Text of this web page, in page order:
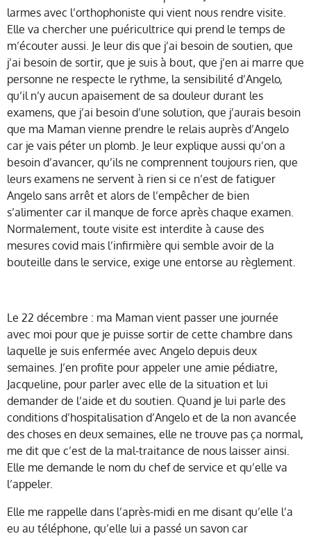
larmes avec l’orthophoniste qui vient nous rendre visite.
Elle va chercher une puéricultrice qui prend le temps de
m’écouter aussi. Je leur dis que j’ai besoin de soutien, que
j’ai besoin de sortir, que je suis à bout, que j’en ai marre que
personne ne respecte le rythme, la sensibilité d’Angelo,
qu’il n’y aucun apaisement de sa douleur durant les
examens, que j’ai besoin d’une solution, que j’aurais besoin
que ma Maman vienne prendre le relais auprès d’Angelo
car je vais péter un plomb. Je leur explique aussi qu’on a
besoin d’avancer, qu’ils ne comprennent toujours rien, que
leurs examens ne servent à rien si ce n’est de fatiguer
Angelo sans arrêt et alors de l’empêcher de bien
s’alimenter car il manque de force après chaque examen.
Normalement, toute visite est interdite à cause des
mesures covid mais l’infirmière qui semble avoir de la
bouteille dans le service, exige une entorse au règlement.
Le 22 décembre : ma Maman vient passer une journée
avec moi pour que je puisse sortir de cette chambre dans
laquelle je suis enfermée avec Angelo depuis deux
semaines. J’en profite pour appeler une amie pédiatre,
Jacqueline, pour parler avec elle de la situation et lui
demander de l’aide et du soutien. Quand je lui parle des
conditions d’hospitalisation d’Angelo et de la non avancée
des choses en deux semaines, elle ne trouve pas ça normal,
me dit que c’est de la mal-traitance de nous laisser ainsi.
Elle me demande le nom du chef de service et qu’elle va
l’appeler.
Elle me rappelle dans l’après-midi en me disant qu’elle l’a
eu au téléphone, qu’elle lui a passé un savon car